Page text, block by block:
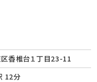
香椎台１丁目23-11
12分